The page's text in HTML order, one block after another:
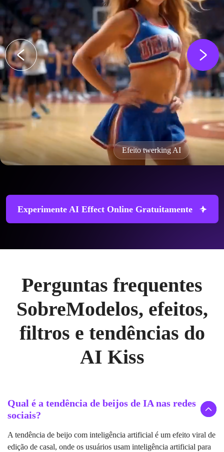
Efeito twerking AI
Experimente AI Effect Online Gratuitamente
Perguntas frequentes
SobreModelos, efeitos,
filtros e tendências do
AI Kiss
Qual é a tendência de beijos de IA nas redes
sociais?
A tendência de beijo com inteligência artificial é um efeito viral de
edição de casal, onde os usuários usam inteligência artificial para